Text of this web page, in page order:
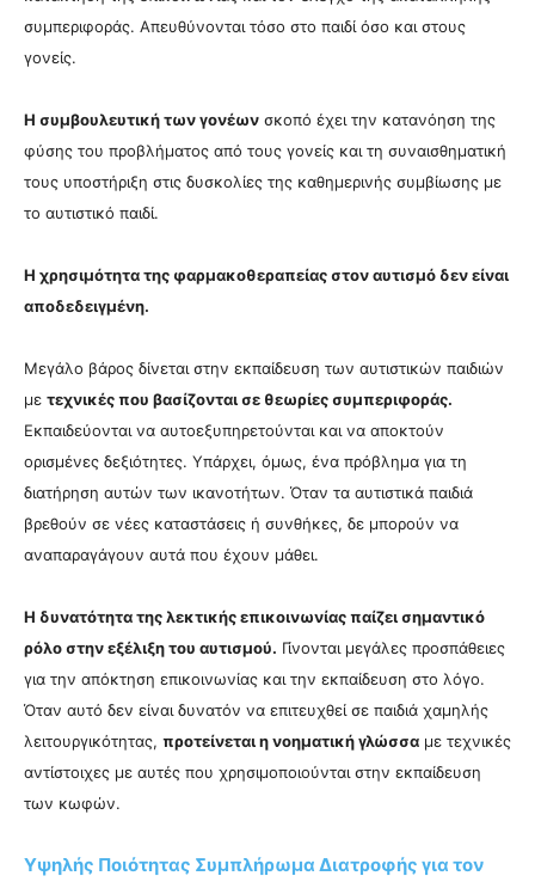
συμπεριφοράς. Απευθύνονται τόσο στο παιδί όσο και στους
γονείς.
Η συμβουλευτική των γονέων σκοπό έχει την κατανόηση της
φύσης του προβλήματος από τους γονείς και τη συναισθηματική
τους υποστήριξη στις δυσκολίες της καθημερινής συμβίωσης με
το αυτιστικό παιδί.
Η χρησιμότητα της φαρμακοθεραπείας στον αυτισμό δεν είναι
αποδεδειγμένη.
Μεγάλο βάρος δίνεται στην εκπαίδευση των αυτιστικών παιδιών
με τεχνικές που βασίζονται σε θεωρίες συμπεριφοράς.
Εκπαιδεύονται να αυτοεξυπηρετούνται και να αποκτούν
ορισμένες δεξιότητες. Υπάρχει, όμως, ένα πρόβλημα για τη
διατήρηση αυτών των ικανοτήτων. Όταν τα αυτιστικά παιδιά
βρεθούν σε νέες καταστάσεις ή συνθήκες, δε μπορούν να
αναπαραγάγουν αυτά που έχουν μάθει.
Η δυνατότητα της λεκτικής επικοινωνίας παίζει σημαντικό
ρόλο στην εξέλιξη του αυτισμού. Γίνονται μεγάλες προσπάθειες
για την απόκτηση επικοινωνίας και την εκπαίδευση στο λόγο.
Όταν αυτό δεν είναι δυνατόν να επιτευχθεί σε παιδιά χαμηλής
λειτουργικότητας, προτείνεται η νοηματική γλώσσα με τεχνικές
αντίστοιχες με αυτές που χρησιμοποιούνται στην εκπαίδευση
των κωφών.
Υψηλής Ποιότητας Συμπλήρωμα Διατροφής για τον